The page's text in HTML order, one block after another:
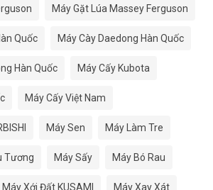
Máy Gặt Lúa Massey Ferguson
Quốc Máy Cày Daedong Hàn Quốc
Hàn Quốc Máy Cấy Kubota
Máy Cấy Việt Nam
Máy Sen Máy Làm Tre
Tương Máy Sấy Máy Bó Rau
Máy Xới Đất KUSAMI Máy Xay Xát